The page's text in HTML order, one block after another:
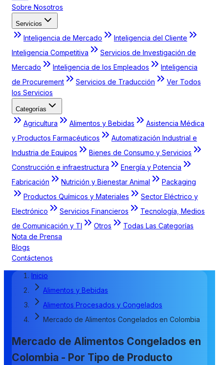
Sobre Nosotros
Servicios
Inteligencia de Mercado
Inteligencia del Cliente
Inteligencia Competitiva
Servicios de Investigación de
Mercado
Inteligencia de los Empleados
Inteligencia
de Procurement
Servicios de Traducción
Ver Todos
los Servicios
Categorías
Agricultura Alimentos y Bebidas
Asistencia Médica
y Productos Farmacéuticos
Automatización Industrial e
Industria de Equipos
Bienes de Consumo y Servicios
Construcción e infraestructura
Energía y Potencia
Fabricación
Nutrición y Bienestar Animal
Packaging
Productos Químicos y Materiales
Sector Eléctrico y
Electrónico
Servicios Financieros
Tecnología, Medios
de Comunicación y TI
Otros
Todas Las Categorías
Nota de Prensa
Blogs
Contáctenos
Inicio
Alimentos y Bebidas
Alimentos Procesados y Congelados
Mercado de Alimentos Congelados en Colombia
Mercado de Alimentos Congelados en
Colombia - Por Tipo de Producto